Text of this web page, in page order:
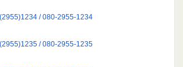
/ 080-2955-1234
/ 080-2955-1235